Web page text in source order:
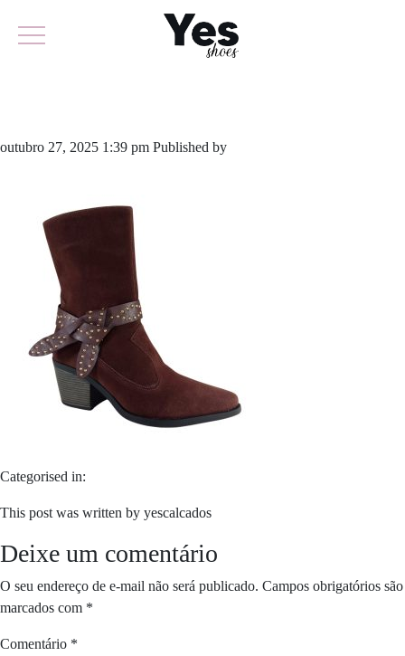
outubro 27, 2025 1:39 pm Published by
Categorised in:
This post was written by yescalcados
Deixe um comentário
O seu endereço de e-mail não será publicado. Campos obrigatórios são
marcados com *
Comentário *